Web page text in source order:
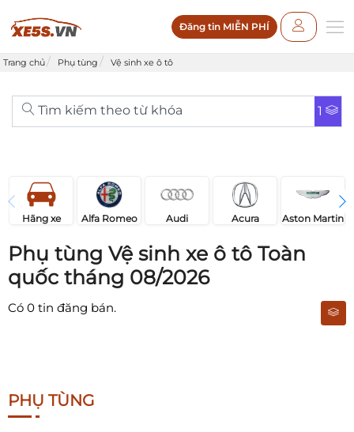
Đăng tin MIỄN PHÍ
Trang chủ Phụ tùng Vệ sinh xe ô tô
Tìm kiếm theo từ khóa 1
Hãng xe Alfa Romeo Audi Acura Aston Martin
Phụ tùng Vệ sinh xe ô tô Toàn
quốc tháng 08/2026
Có 0 tin đăng bán.
PHỤ TÙNG